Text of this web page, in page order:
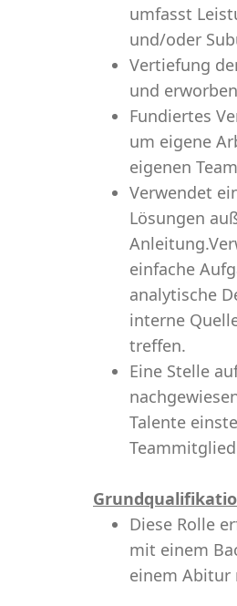
umfasst
und/oder
Vertiefung
und
Fundiertes
um eigene
eigenen
Verwendet
Lösungen
einfache
analytische
interne
treffen.
Eine Stelle
Talente
Diese Rolle
mit einem
einem Abitur